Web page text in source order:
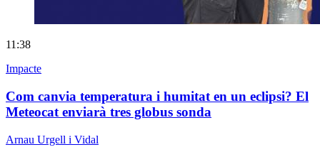
11:38
Impacte
Com canvia temperatura i humitat en un eclipsi? El
Meteocat enviarà tres globus sonda
Arnau Urgell i Vidal